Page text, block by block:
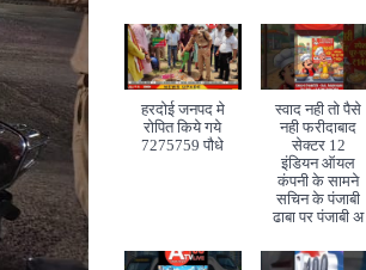
हरदोई जनपद मे
रोपित किये गये
7275759 पौधे
स्वाद नही तो पैसे
नही फरीदाबाद
सेक्टर 12
इंडियन ऑयल
कंपनी के सामने
सचिन के पंजाबी
ढाबा पर पंजाबी अ